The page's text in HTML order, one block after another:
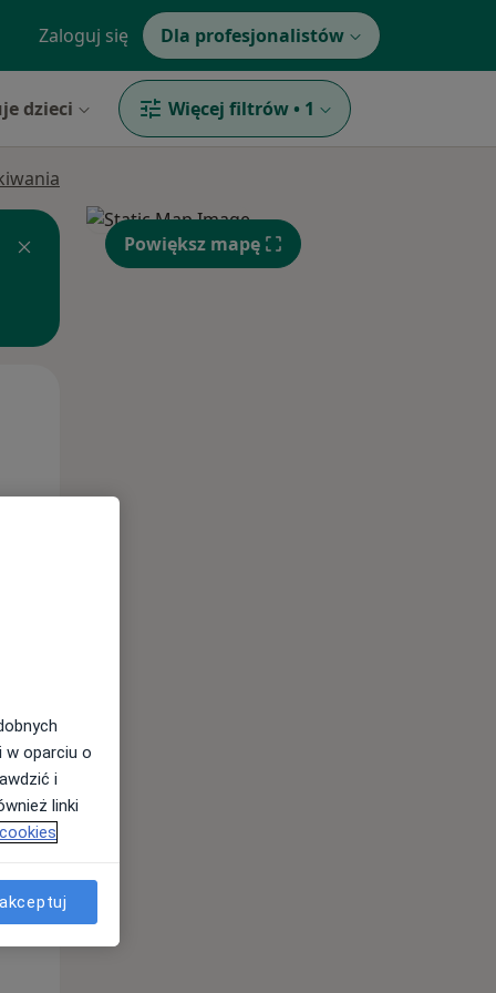
Zaloguj się Dla profesjonalistów
dzieci Więcej filtrów • 1
Wt,
11 Sie
Powiększ mapę
w oparciu o
i
linki